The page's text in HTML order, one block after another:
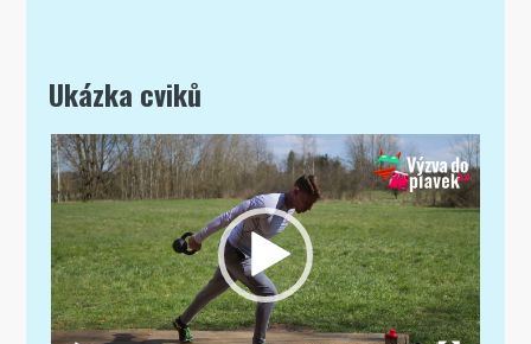
Ukázka cviků
Video
přehrávač